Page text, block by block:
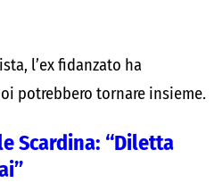
l’ex fidanzato ha
potrebbero tornare insieme.
Scardina: “Diletta